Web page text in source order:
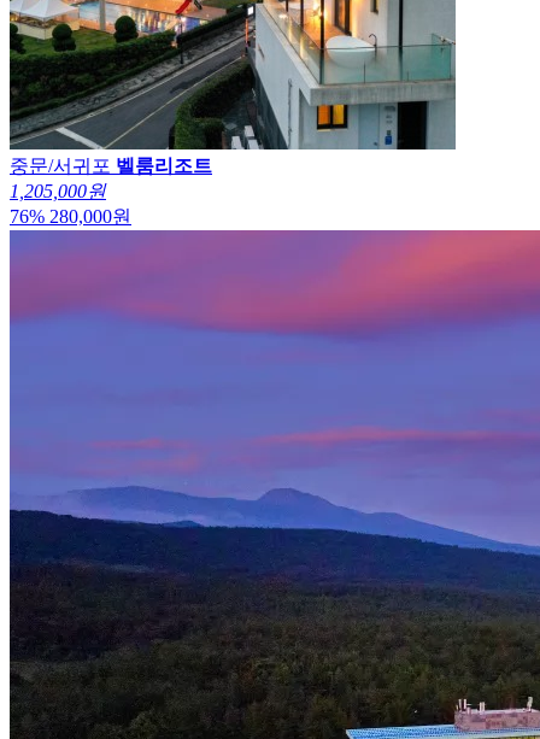
중문/서귀포 벨룸리조트
1,205,000원
76% 280,000원